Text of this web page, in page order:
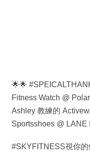
🌟🌟
Fitness Watch @ Polar
Ashley 教練的
Sportsshoes @ LANE
#SKYFITNESS視你的